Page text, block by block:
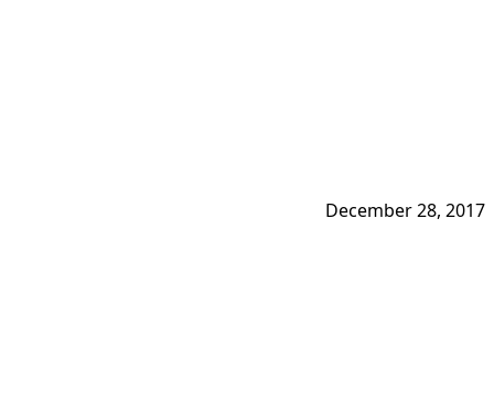
December 28, 2017